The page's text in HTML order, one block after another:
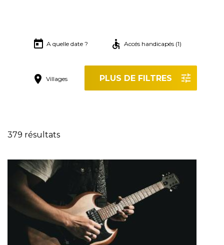
A quelle date ? Accés handicapés (1)
Villages PLUS DE FILTRES
379 résultats